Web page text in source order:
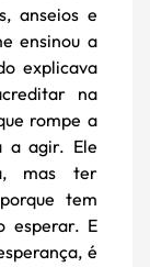
anseios e
ensinou a
explicava
na
rompe a
a agir. Ele
mas ter
tem
esperar. E
é